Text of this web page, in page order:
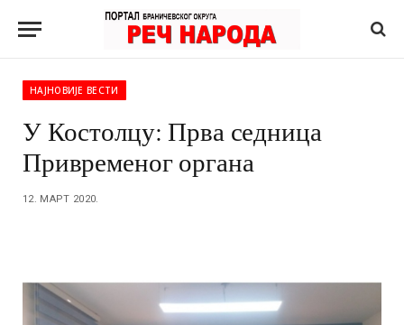
НАЈНОВИЈЕ ВЕСТИ
У Костолцу: Прва седница
Привременог органа
12. МАРТ 2020.